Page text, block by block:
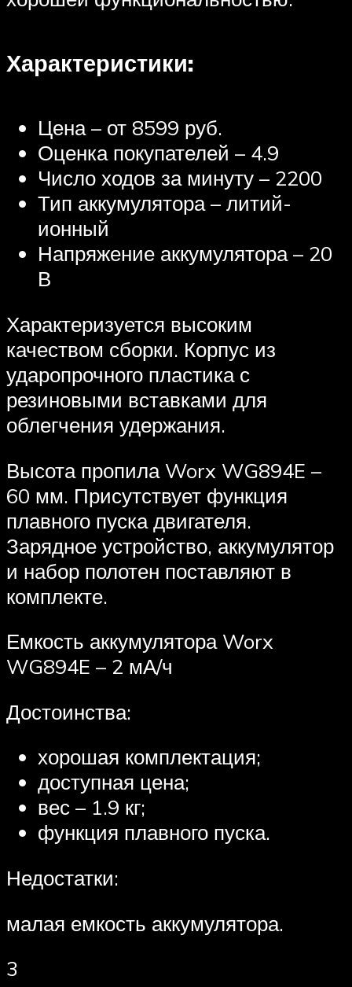
Характеристики:
Цена – от 8599 руб.
Оценка покупателей – 4.9
Число ходов за минуту – 2200
Тип аккумулятора – литий-
ионный
Напряжение аккумулятора – 20
В
Характеризуется высоким
качеством сборки. Корпус из
ударопрочного пластика с
резиновыми вставками для
облегчения удержания.
Высота пропила Worx WG894E –
60 мм. Присутствует функция
плавного пуска двигателя.
Зарядное устройство, аккумулятор
и набор полотен поставляют в
комплекте.
Емкость аккумулятора Worx
WG894E – 2 мА/ч
Достоинства:
хорошая комплектация;
доступная цена;
вес – 1.9 кг;
функция плавного пуска.
Недостатки:
малая емкость аккумулятора.
3